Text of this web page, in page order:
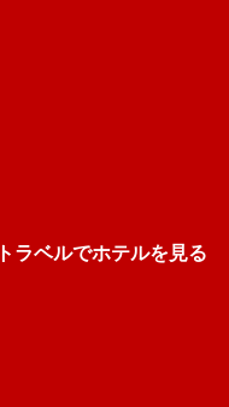
ラベルでホテルを見る